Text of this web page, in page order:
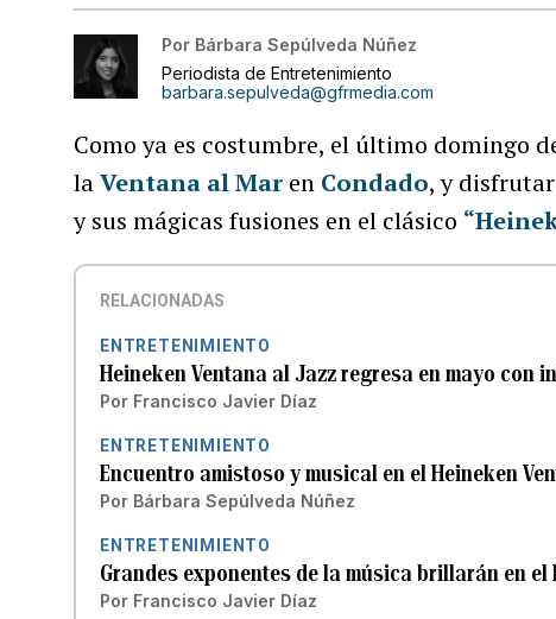
Por Bárbara Sepúlveda Núñez
Periodista de Entretenimiento
barbara.sepulveda@gfrmedia.com
Como ya es costumbre, el último domingo
laVentana al Mar en Condado, y
y sus mágicas fusiones en el clásico
RELACIONADAS
ENTRETENIMIENTO
Heineken Ventana al Jazz regresa en mayo con
Por Francisco Javier Díaz
ENTRETENIMIENTO
Encuentro amistoso y musical en el Heineken
Por Bárbara Sepúlveda Núñez
ENTRETENIMIENTO
Grandes exponentes de la música brillarán en
Por Francisco Javier Díaz